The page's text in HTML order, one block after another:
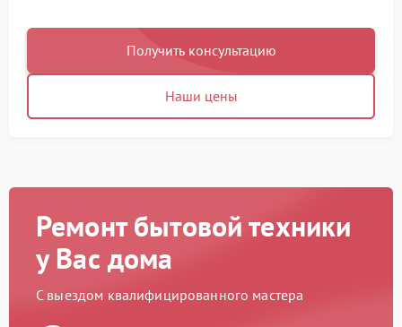
Получить консультацию
Наши цены
Ремонт бытовой техники
у Вас дома
С выездом квалифицированного мастера